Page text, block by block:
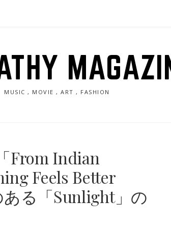
MUSIC , MOVIE , ART , FASHION
From Indian
Feels Better
る「Sunlight」の